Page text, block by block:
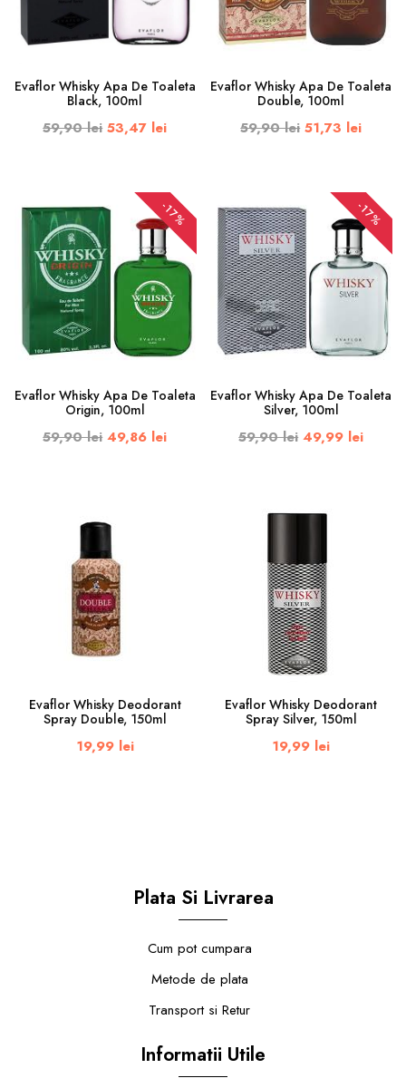
Evaflor Whisky Apa De Toaleta
Black, 100ml
59,90 lei 53,47 lei
Evaflor Whisky Apa De Toaleta
Double, 100ml
59,90 lei 51,73 lei
-17%
Evaflor Whisky Apa De Toaleta
Origin, 100ml
59,90 lei 49,86 lei
-17%
Evaflor Whisky Apa De Toaleta
Silver, 100ml
59,90 lei 49,99 lei
Evaflor Whisky Deodorant
Spray Double, 150ml
19,99 lei
Evaflor Whisky Deodorant
Spray Silver, 150ml
19,99 lei
Plata Si Livrarea
Cum pot cumpara
Metode de plata
Transport si Retur
Informatii Utile